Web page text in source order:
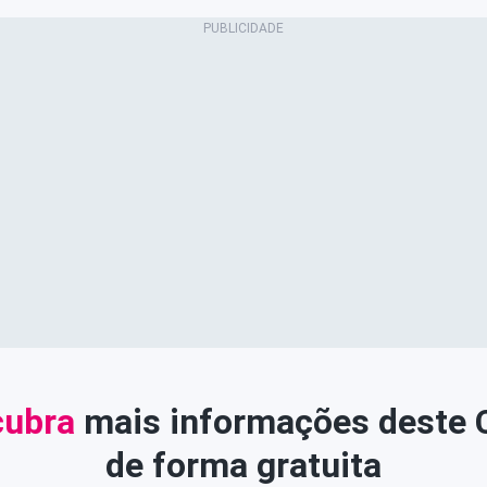
mais informações deste
de forma gratuita